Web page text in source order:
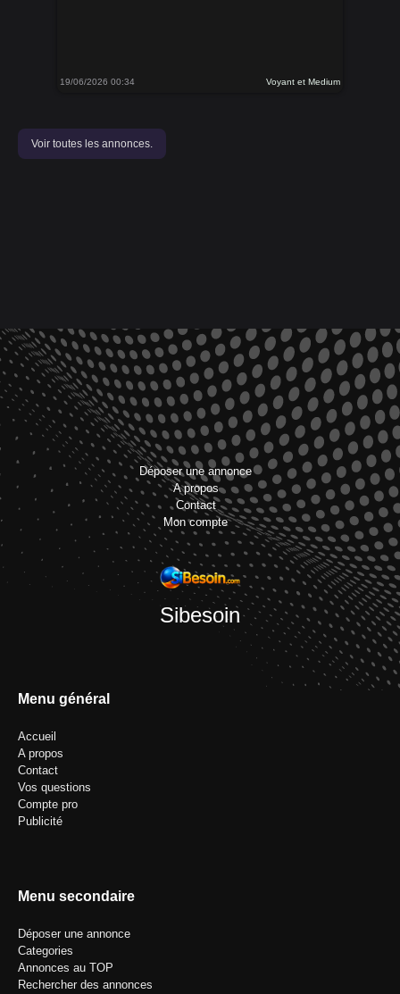
19/06/2026 00:34 Voyant et Medium
Voir toutes les annonces.
Déposer une annonce
A propos
Contact
Mon compte
Sibesoin
Menu général
Accueil
A propos
Contact
Vos questions
Compte pro
Publicité
Menu secondaire
Déposer une annonce
Categories
Annonces au TOP
Rechercher des annonces